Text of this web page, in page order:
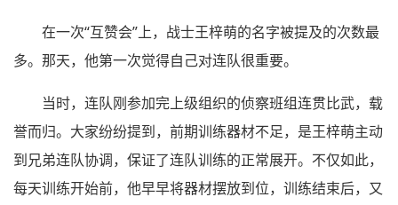
在一次“互赞会”上，战士王梓萌的名字被提及的次数最
多。那天，他第一次觉得自己对连队很重要。
当时，连队刚参加完上级组织的侦察班组连贯比武，载
誉而归。大家纷纷提到，前期训练器材不足，是王梓萌主动
到兄弟连队协调，保证了连队训练的正常展开。不仅如此，
每天训练开始前，他早早将器材摆放到位，训练结束后，又